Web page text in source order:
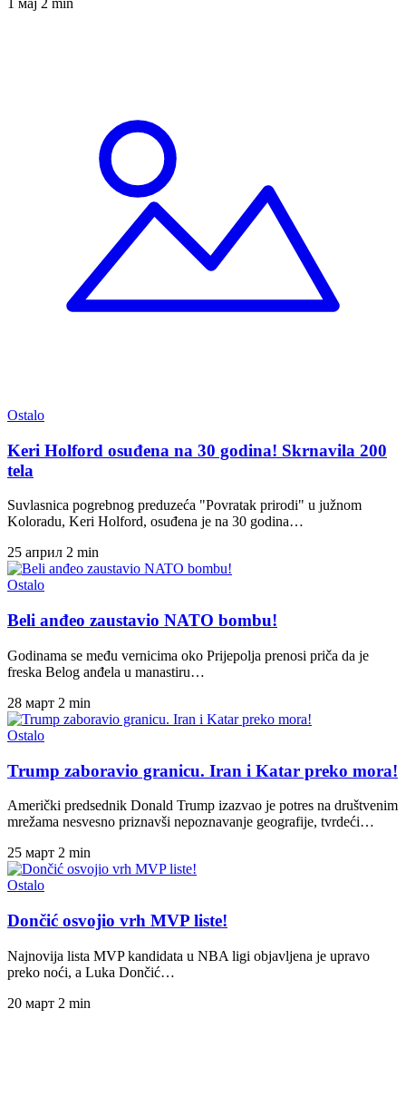
1 мај 2 min
Ostalo
Keri Holford osuđena na 30 godina! Skrnavila 200
tela
Suvlasnica pogrebnog preduzeća "Povratak prirodi" u južnom
Koloradu, Keri Holford, osuđena je na 30 godina…
25 април 2 min
Ostalo
Beli anđeo zaustavio NATO bombu!
Godinama se među vernicima oko Prijepolja prenosi priča da je
freska Belog anđela u manastiru…
28 март 2 min
Ostalo
Trump zaboravio granicu. Iran i Katar preko mora!
Američki predsednik Donald Trump izazvao je potres na društvenim
mrežama nesvesno priznavši nepoznavanje geografije, tvrdeći…
25 март 2 min
Ostalo
Dončić osvojio vrh MVP liste!
Najnovija lista MVP kandidata u NBA ligi objavljena je upravo
preko noći, a Luka Dončić…
20 март 2 min